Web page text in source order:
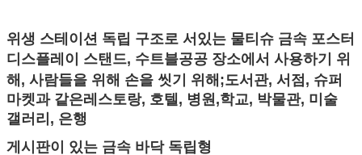
위생 스테이션 독립 구조로 서있는 물티슈 금속 포스터
디스플레이 스탠드, 수트블공공 장소에서 사용하기 위
해, 사람들을 위해 손을 씻기 위해;도서관, 서점, 슈퍼
마켓과 같은레스토랑, 호텔, 병원 ,학교, 박물관, 미술
갤러리, 은행
게시판이 있는 금속 바닥 독립형